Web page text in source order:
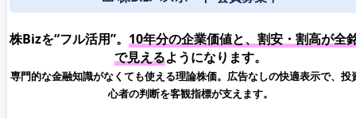
株Bizを“フル活用”。 10年分の企業価値と、割安・割高が全
で見えるようになります。
専門的な金融知識がなくても使える理論株価。広告なしの快適表示で、投
心者の判断を客観指標が支えます。